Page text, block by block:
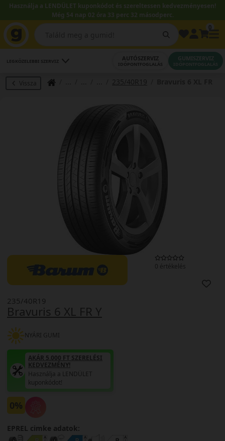
Használja a LENDÜLET kuponkódot és szereltessen kedvezményesen!
Még 54 nap 02 óra 33 perc 31 másodperc.
LEGKÖZELEBBI SZERVIZ AUTÓSZERVIZ
IDŐPONTFOGLALÁS
GUMISZERVIZ
IDŐPONTFOGLALÁS
Vissza 235/40R19
0 értékelés
Bravuris 6 XL FR Y
235/40R19
NYÁRI GUMI
AKÁR 5.000 FT SZERELÉSI
KEDVEZMÉNY!
Használja a LENDÜLET
kuponkódot!
0%
EPREL cimke adatok: